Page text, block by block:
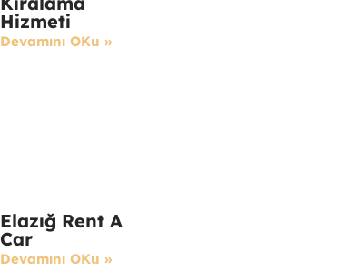
Hizmeti
Devamını OKu »
Elazığ Rent A
Car
Devamını OKu »